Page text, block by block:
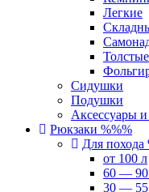
Легкие
Толстые
Сидушки
Подушки
Аксессуары
Рюкзаки %%%
Для похода
от 100 л
60 —
30 —